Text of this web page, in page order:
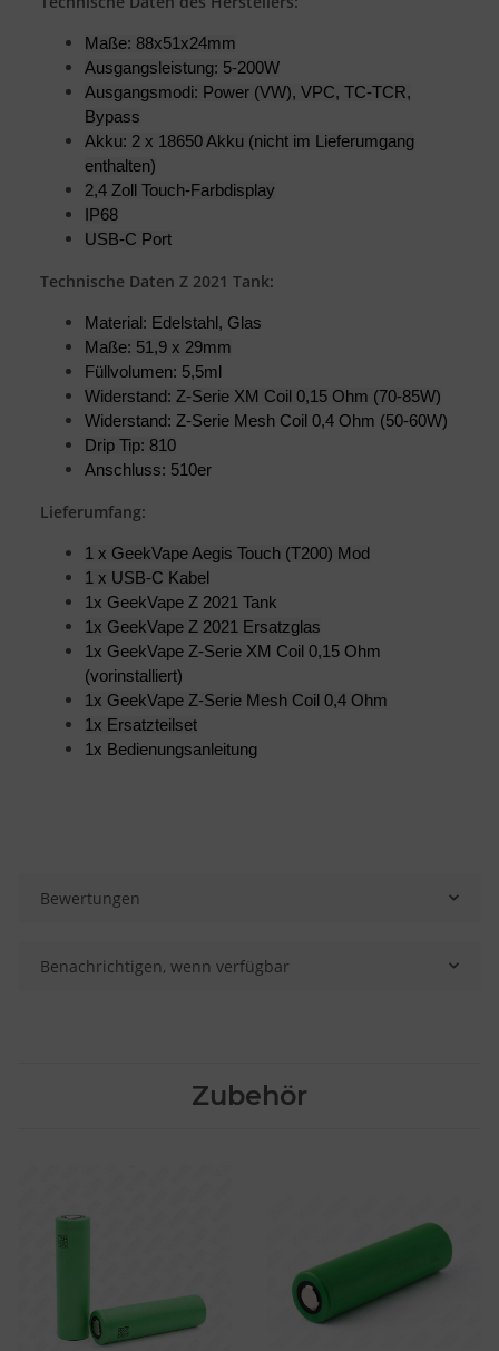
Maße: 88x51x24mm
Ausgangsleistung: 5-200W
Ausgangsmodi: Power (VW), VPC, TC-TCR,
Bypass
Akku: 2 x 18650 Akku (nicht im Lieferumgang
enthalten)
2,4 Zoll Touch-Farbdisplay
IP68
USB-C Port
Technische Daten Z 2021 Tank:
Material: Edelstahl, Glas
Maße: 51,9 x 29mm
Füllvolumen: 5,5ml
Widerstand: Z-Serie XM Coil 0,15 Ohm (70-85W)
Widerstand: Z-Serie Mesh Coil 0,4 Ohm (50-60W)
Drip Tip: 810
Anschluss: 510er
Lieferumfang:
1 x GeekVape Aegis Touch (T200) Mod
1 x USB-C Kabel
1x GeekVape Z 2021 Tank
1x GeekVape Z 2021 Ersatzglas
1x GeekVape Z-Serie XM Coil 0,15 Ohm
(vorinstalliert)
1x GeekVape Z-Serie Mesh Coil 0,4 Ohm
1x Ersatzteilset
1x Bedienungsanleitung
Bewertungen
Benachrichtigen, wenn verfügbar
Zubehör